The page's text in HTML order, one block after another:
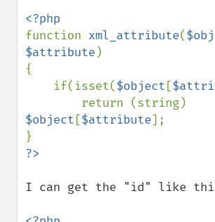
function xml_attribute(
$attribute )
{
    if(isset(
$object [
$object [$attribute];
I can get the "id" like